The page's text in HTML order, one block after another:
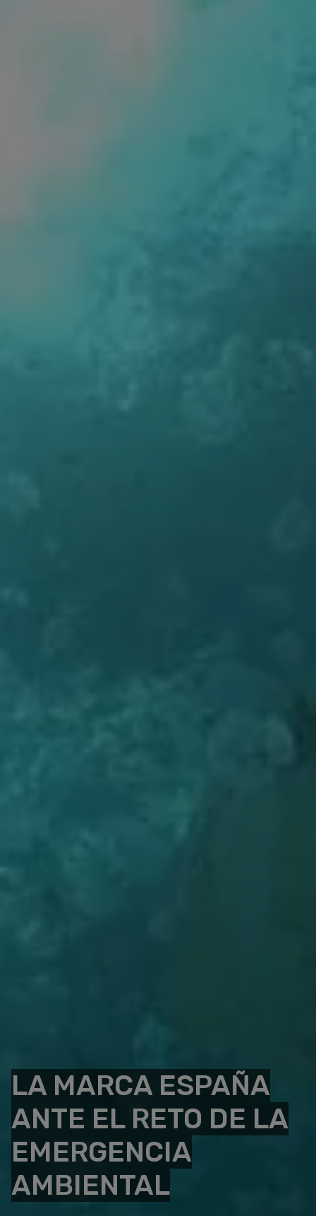
LA MARCA ESPAÑA
ANTE EL RETO DE LA
EMERGENCIA
AMBIENTAL